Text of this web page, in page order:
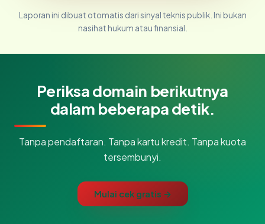
Laporan ini dibuat otomatis dari sinyal teknis publik. Ini bukan
nasihat hukum atau finansial.
Periksa domain berikutnya
dalam beberapa detik.
Tanpa pendaftaran. Tanpa kartu kredit. Tanpa kuota
tersembunyi.
Mulai cek gratis →